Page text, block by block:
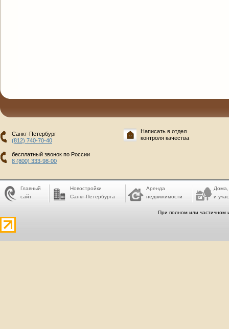
Санкт-Петербург
(812) 740-70-40
бесплатный звонок по России
8 (800) 333-98-00
Написать в отдел
контроля качества
Главный
сайт
Новостройки
Санкт-Петербурга
Аренда
недвижимости
Дома,
и
При полном или частичном